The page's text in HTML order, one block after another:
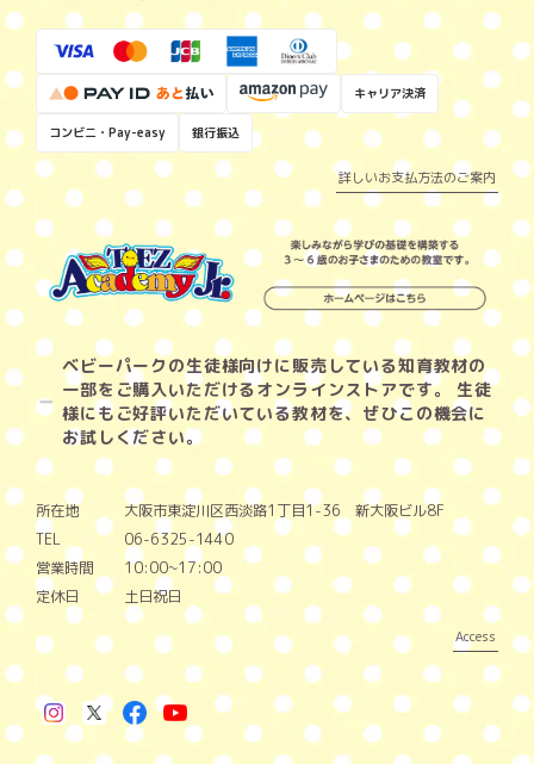
キャリア決済
コンビニ・Pay-easy 銀行振込
詳しいお支払方法のご案内
ベビーパークの生徒様向けに販売している知育教材の
一部をご購入いただけるオンラインストアです。 生徒
様にもご好評いただいている教材を、ぜひこの機会に
お試しください。
所在地
大阪市東淀川区西淡路1丁目1-36 新大阪ビル8F
TEL
06-6325-1440
営業時間
10:00~17:00
定休日
土日祝日
Access